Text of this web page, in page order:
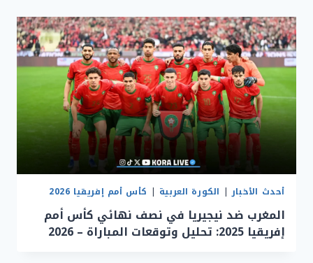
أحدث الأخبار| الكورة العربية | كأس أمم إفريقيا 2026
المغرب ضد نيجيريا في نصف نهائي كأس أمم
إفريقيا 2025: تحليل وتوقعات المباراة – 2026